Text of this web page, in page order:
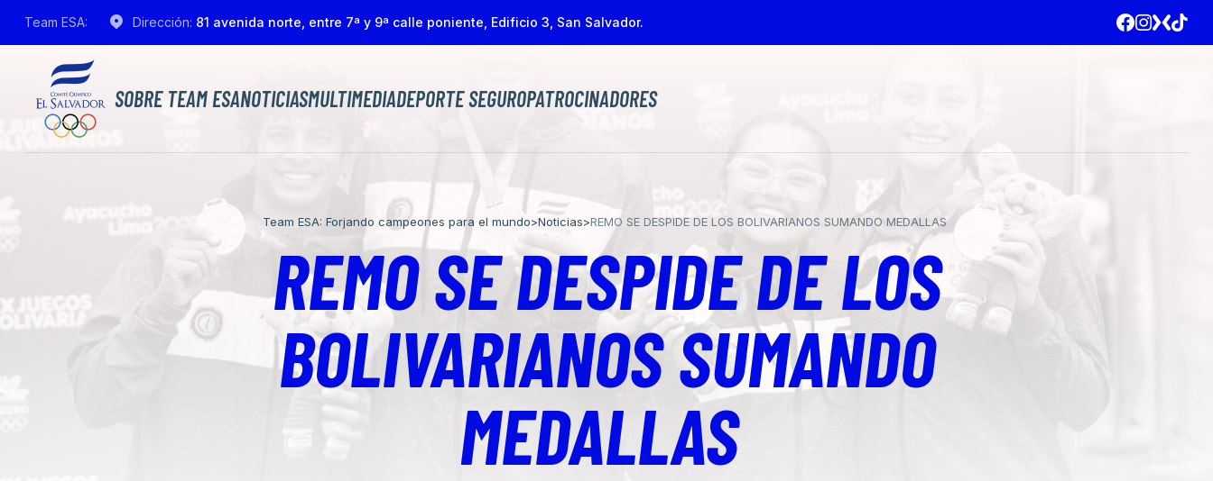
Team ESA: Dirección: 81 avenida norte, entre 7ª y 9ª calle poniente, Edificio 3, San Salvador.
SOBRE TEAM ESANOTICIASMULTIMEDIADEPORTE SEGUROPATROCINADORES
Team ESA: Forjando campeones para el mundo>Noticias>REMO SE DESPIDE DE LOS BOLIVARIANOS SUMANDO MEDALLAS
REMO SE DESPIDE DE LOS
BOLIVARIANOS SUMANDO
MEDALLAS